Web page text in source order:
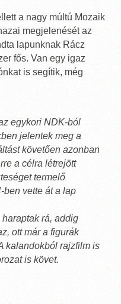
a nagy múltú Mozaik
megjelenését az
lapunknak Rácz
fős. Van egy igaz
is segítik, még
egykori NDK-ból
jelentek meg a
követően azonban
a célra létrejött
termelő
ben vette át a lap
rá, addig
ott már a figurák
kalandokból rajzfilm is
is követ.